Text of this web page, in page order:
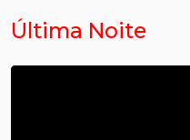
Última Noite